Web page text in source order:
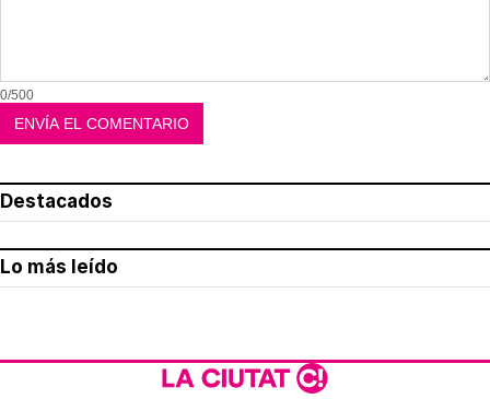
0/500
Destacados
Lo más leído